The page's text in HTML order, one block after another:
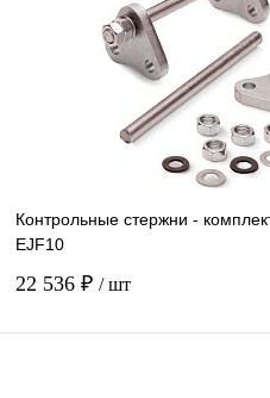
Контрольные стержни -
EJF10
22 536 ₽ / шт